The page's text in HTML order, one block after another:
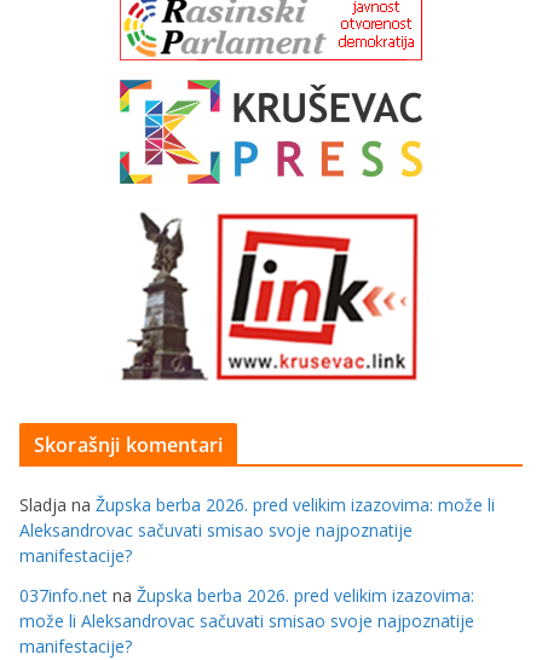
Skorašnji komentari
Sladja na Župska berba 2026. pred velikim izazovima: može li
Aleksandrovac sačuvati smisao svoje najpoznatije
manifestacije?
037info.net na Župska berba 2026. pred velikim izazovima:
može li Aleksandrovac sačuvati smisao svoje najpoznatije
manifestacije?